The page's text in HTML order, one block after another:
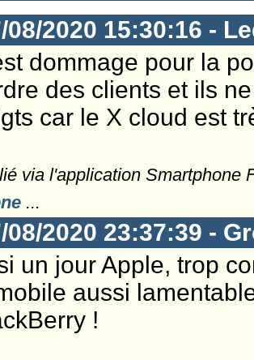
08/2020 15:30:16 -
dommage pour la
des clients et ils
car le X cloud est
via l'application Smartphone
...
08/2020 23:37:39 -
un jour Apple, trop
aussi
!